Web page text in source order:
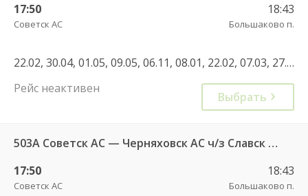
17:50
Советск АС
18:43
Большаково п.
22.02, 30.04, 01.05, 09.05, 06.11, 08.01, 22.02, 07.03, 27.04, 01.05, 08.05, 12.05, 03.05, 05.05, 12.06, 11.06, 02.11, 04.11, 01.11, 08.01, 30.04, 07.05, 11.06, 01.11, 04.11
Рейс неактивен
Выбрать
503А Советск АС — Черняховск АС ч/з Славск КДП, Большаково п.
17:50
Советск АС
18:43
Большаково п.